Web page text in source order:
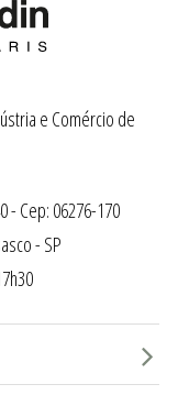
e Comércio de
- Cep: 06276-170
- SP